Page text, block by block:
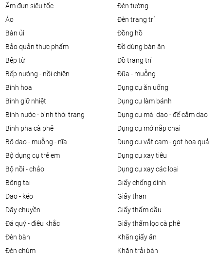
ấm đun siêu tốc
áo
bàn ủi
bảo quản thực phẩm
bếp từ
bếp nướng - nồi chiên
bình hoa
bình giữ nhiệt
bình nước - bình thời trang
bình pha cà phê
bộ dao - muỗng - nĩa
bộ dụng cụ trẻ em
bộ nồi - chảo
bông tai
dao - kéo
dây chuyền
đá quý - điêu khắc
đèn bàn
đèn chùm
đèn tường
đèn trang trí
đồng hồ
đồ dùng bàn ăn
đồ trang trí
đũa - muỗng
dụng cụ ăn uống
dụng cụ làm bánh
dụng cụ mài dao - đế cắm dao
dụng cụ mở nắp chai
dụng cụ vắt cam - gọt hoa quả
dụng cụ xay tiêu
dụng cụ xay các loại
giấy chống dính
giấy than
giấy thấm dầu
giấy thấm lọc cà phê
khăn giấy ăn
khăn trải bàn